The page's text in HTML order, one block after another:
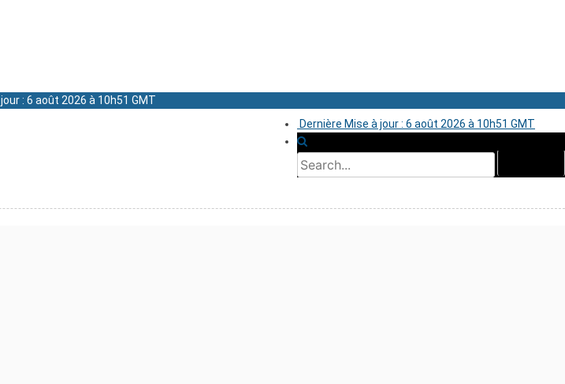
Dernière Mise à jour : 6 août 2026 à 10h51 GMT
: 6 août 2026 à 10h51 GMT